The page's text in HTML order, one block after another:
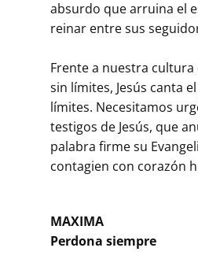
absurdo que arruina el
reinar entre sus
Frente a nuestra cultura
sin límites, Jesús canta
límites. Necesitamos
testigos de Jesús, que
palabra firme su
contagien con corazón
MAXIMA
Perdona siempre